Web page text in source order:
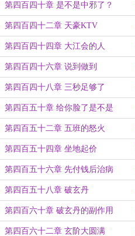
第四百四十章 是不是中邪了？
第四百四十二章 天豪KTV
第四百四十四章 大江会的人
第四百四十六章 说到做到
第四百四十八章 三秒足够了
第四百五十章 给你脸了是不是
第四百五十二章 五班的怒火
第四百五十四章 坐地起价
第四百五十六章 先付钱后治病
第四百五十八章 破玄丹
第四百六十章 破玄丹的副作用
第四百六十二章 玄阶大圆满